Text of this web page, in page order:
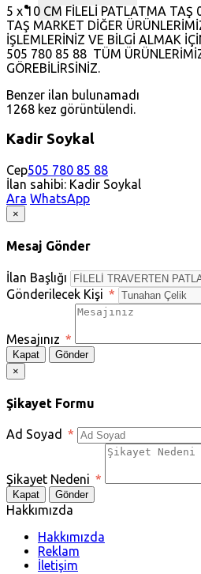
5 x 10 CM FİLELİ PATLATMA
TAŞ MARKET DİĞER
İŞLEMLERİNİZ VE BİLGİ ALMAK
505 780 85 88 TÜM
GÖREBİLİRSİNİZ.
Benzer ilan bulunamadı
1268 kez görüntülendi.
Kadir Soykal
Cep505 780 85 88
İlan sahibi: Kadir Soykal
Ara WhatsApp
×
Mesaj Gönder
İlan Başlığı
Gönderilecek Kişi *
Mesajınız *
Kapat
Gönder
×
Şikayet Formu
Ad Soyad *
Şikayet Nedeni *
Kapat Gönder
Hakkımızda
Hakkımızda
Reklam
İletişim